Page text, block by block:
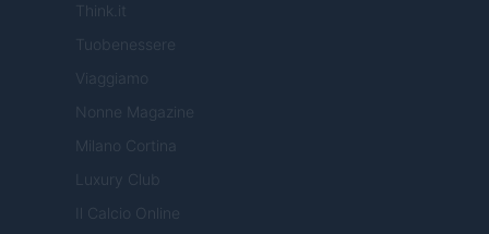
Think.it
Tuobenessere
Viaggiamo
Nonne Magazine
Milano Cortina
Luxury Club
Il Calcio Online